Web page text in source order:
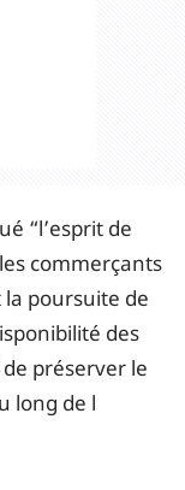
“l’esprit de
commerçants
poursuite de
des
préserver le
long de l